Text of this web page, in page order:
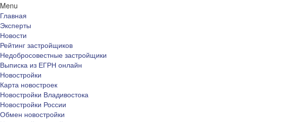
Menu
Главная
Эксперты
Новости
Рейтинг застройщиков
Недобросовестные застройщики
Выписка из ЕГРН онлайн
Новостройки
Карта новостроек
Новостройки Владивостока
Новостройки России
Обмен новостройки